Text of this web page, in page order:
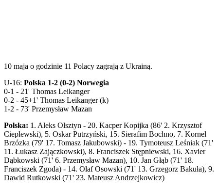
10 maja o godzinie 11 Polacy zagrają z Ukrainą.
U-16: Polska 1-2 (0-2) Norwegia
0-1 - 21' Thomas Leikanger
0-2 - 45+1' Thomas Leikanger (k)
1-2 - 73' Przemysław Mazan
Polska: 1. Aleks Olsztyn - 20. Kacper Kopijka (86' 2. Krzysztof
Cieplewski), 5. Oskar Putrzyński, 15. Sierafim Bochno, 7. Kornel
Brzózka (79' 17. Tomasz Jakubowski) - 19. Tymoteusz Leśniak (71'
11. Łukasz Zajączkowski), 8. Franciszek Stępniewski, 16. Xavier
Dąbkowski (71' 6. Przemysław Mazan), 10. Jan Głąb (71' 18.
Franciszek Zgoda) - 14. Olaf Osowski (71' 13. Grzegorz Bakuła), 9.
Dawid Rutkowski (71' 23. Mateusz Andrzejkowicz)